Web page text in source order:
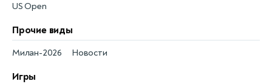
US Open
Прочие виды
Новости
Милан-2026
Игры